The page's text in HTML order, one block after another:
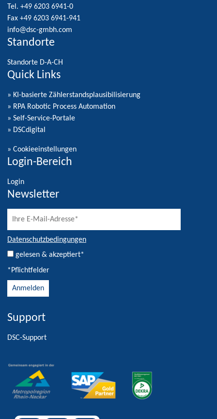
Tel. +49 6203 6941-0
Fax +49 6203 6941-941
info@dsc-gmbh.com
Standorte
Standorte D-A-CH
Quick Links
» KI-basierte Zählerstandsplausibilisierung
» RPA Robotic Process Automation
» Self-Service-Portale
» DSCdigital
» Cookieeinstellungen
Login-Bereich
Login
Newsletter
Datenschutzbedingungen
gelesen & akzeptiert*
*Pflichtfelder
Alternative:
Support
DSC-Support